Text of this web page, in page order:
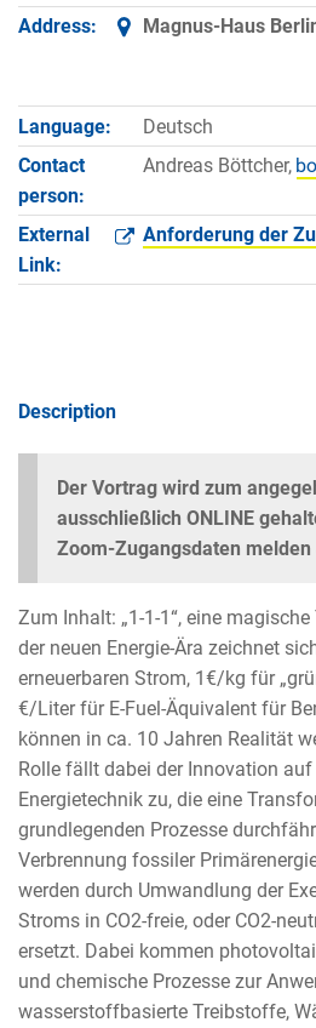
Address:
Magnus-Haus
Language:
Deutsch
Contact
person:
Andreas Böttcher,
External
Link:
Anforderung der
Description
Der Vortrag wird zum
ausschließlich ONLINE
Zoom-Zugangsdaten
Zum Inhalt: „1-1-1“, eine
der neuen Energie-Ära zeichnet
erneuerbaren Strom, 1€/kg für
€/Liter für E-Fuel-Äquivalent für
können in ca. 10 Jahren Realität
Rolle fällt dabei der Innovation auf
Energietechnik zu, die eine
grundlegenden Prozesse
Verbrennung fossiler
werden durch Umwandlung der
Stroms in CO2-freie, oder CO2-
ersetzt. Dabei kommen
und chemische Prozesse zur
wasserstoffbasierte Treibstoffe,